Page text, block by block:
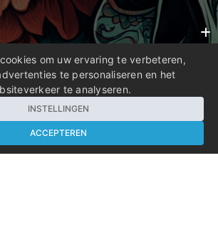
om uw ervaring te verbeteren,
te personaliseren en het
te analyseren.
INSTELLINGEN
ACCEPTEREN